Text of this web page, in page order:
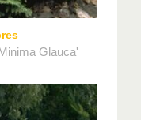
Glauca'